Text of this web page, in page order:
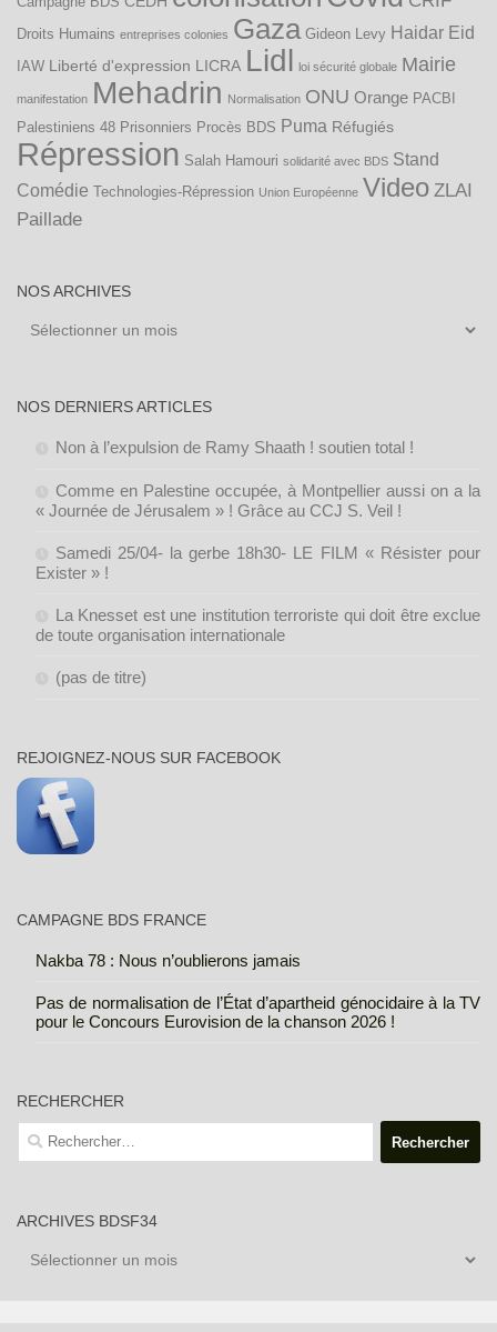
Droits Humains entreprises colonies Gaza Gideon Levy Haidar Eid
IAW Liberté d'expression LICRA Lidl loi sécurité globale Mairie
manifestation Mehadrin Normalisation ONU Orange PACBI
Palestiniens 48 Prisonniers Procès BDS Puma Réfugiés
Répression Salah Hamouri solidarité avec BDS Stand
Comédie
Technologies-Répression Union Européenne Video ZLAI
Paillade
NOS ARCHIVES
Nos
NOS DERNIERS ARTICLES
Non à l’expulsion de Ramy Shaath ! soutien total !
Comme en Palestine occupée, à Montpellier aussi on a la
« Journée de Jérusalem » ! Grâce au CCJ S. Veil !
Samedi 25/04- la gerbe 18h30- LE FILM « Résister pour
Exister » !
La Knesset est une institution terroriste qui doit être exclue
de toute organisation internationale
(pas de titre)
REJOIGNEZ-NOUS SUR FACEBOOK
CAMPAGNE BDS FRANCE
Nakba 78 : Nous n’oublierons jamais
Pas de normalisation de l’État d’apartheid génocidaire à la TV
pour le Concours Eurovision de la chanson 2026 !
RECHERCHER
Rechercher :
ARCHIVES BDSF34
Archives